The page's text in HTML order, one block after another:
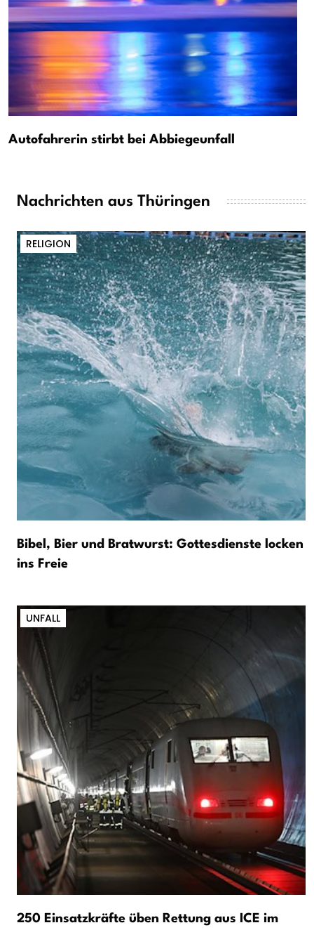
Autofahrerin stirbt bei Abbiegeunfall
Nachrichten aus Thüringen
RELIGION
Bibel, Bier und Bratwurst: Gottesdienste locken
ins Freie
UNFALL
250 Einsatzkräfte üben Rettung aus ICE im